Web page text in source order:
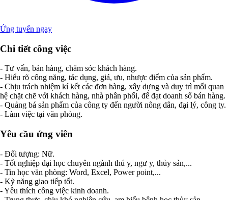
Ứng tuyển ngay
Chi tiết công việc
- Tư vấn, bán hàng, chăm sóc khách hàng.
- Hiểu rõ công năng, tác dụng, giá, ưu, nhược điểm của sản phẩm.
- Chịu trách nhiệm kí kết các đơn hàng, xây dựng và duy trì mối quan
hệ chặt chẽ với khách hàng, nhà phân phối, để đạt doanh số bán hàng.
- Quảng bá sản phẩm của công ty đến người nông dân, đại lý, công ty.
- Làm việc tại văn phòng.
Yêu cầu ứng viên
- Đối tượng: Nữ.
- Tốt nghiệp đại học chuyên ngành thú y, ngư y, thủy sản,...
- Tin học văn phòng: Word, Excel, Power point,...
- Kỹ năng giao tiếp tốt.
- Yêu thích công việc kinh doanh.